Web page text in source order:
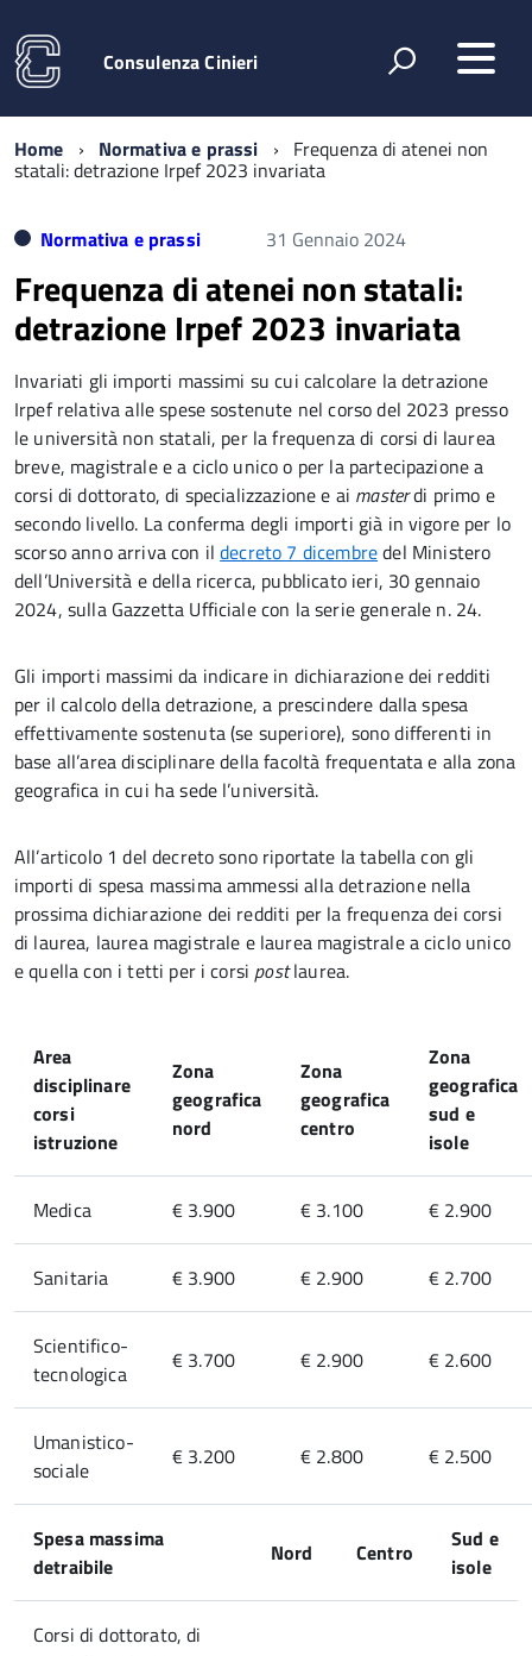
Consulenza Cinieri
Home Normativa e prassi Frequenza di atenei non
statali: detrazione Irpef 2023 invariata
Normativa e prassi 31 Gennaio 2024
Frequenza di atenei non statali:
detrazione Irpef 2023 invariata
Invariati gli importi massimi su cui calcolare la detrazione
Irpef relativa alle spese sostenute nel corso del 2023 presso
le università non statali, per la frequenza di corsi di laurea
breve, magistrale e a ciclo unico o per la partecipazione a
corsi di dottorato, di specializzazione e ai masterdi primo e
secondo livello. La conferma degli importi già in vigore per lo
scorso anno arriva con ildecreto 7 dicembredel Ministero
dell’Università e della ricerca, pubblicato ieri, 30 gennaio
2024, sulla Gazzetta Ufficiale con la serie generale n. 24.
Gli importi massimi da indicare in dichiarazione dei redditi
per il calcolo della detrazione, a prescindere dalla spesa
effettivamente sostenuta (se superiore), sono differenti in
base all’area disciplinare della facoltà frequentata e alla zona
geografica in cui ha sede l’università.
All’articolo 1 del decreto sono riportate la tabella con gli
importi di spesa massima ammessi alla detrazione nella
prossima dichiarazione dei redditi per la frequenza dei corsi
di laurea, laurea magistrale e laurea magistrale a ciclo unico
e quella con i tetti per i corsi postlaurea.
Area
disciplinare
corsi
istruzione
Zona
geografica
nord
Zona
geografica
centro
Zona
geografica
sud e
isole
Medica € 3.900 € 3.100 € 2.900
Sanitaria € 3.900 € 2.900 € 2.700
Scientifico-
tecnologica
€ 3.700 € 2.900 € 2.600
Umanistico-
sociale
€ 3.200 € 2.800 € 2.500
Spesa massima
detraibile
Nord Centro
Sud e
isole
Corsi di dottorato, di